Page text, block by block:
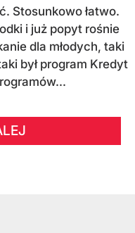
Stosunkowo łatwo.
i już popyt rośnie
dla młodych, taki
był program Kredyt